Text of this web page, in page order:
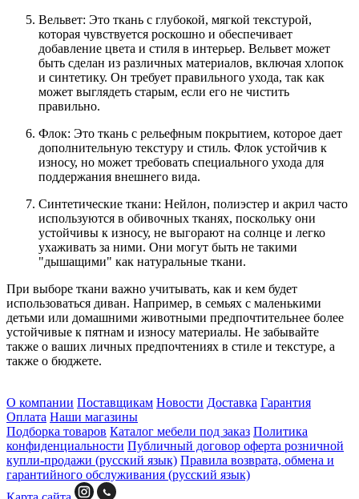
Вельвет: Это ткань с глубокой, мягкой текстурой,
которая чувствуется роскошно и обеспечивает
добавление цвета и стиля в интерьер. Вельвет может
быть сделан из различных материалов, включая хлопок
и синтетику. Он требует правильного ухода, так как
может выглядеть старым, если его не чистить
правильно.
Флок: Это ткань с рельефным покрытием, которое дает
дополнительную текстуру и стиль. Флок устойчив к
износу, но может требовать специального ухода для
поддержания внешнего вида.
Синтетические ткани: Нейлон, полиэстер и акрил часто
используются в обивочных тканях, поскольку они
устойчивы к износу, не выгорают на солнце и легко
ухаживать за ними. Они могут быть не такими
"дышащими" как натуральные ткани.
При выборе ткани важно учитывать, как и кем будет
использоваться диван. Например, в семьях с маленькими
детьми или домашними животными предпочтительнее более
устойчивые к пятнам и износу материалы. Не забывайте
также о ваших личных предпочтениях в стиле и текстуре, а
также о бюджете.
О компании Поставщикам Новости Доставка Гарантия
Оплата Наши магазины
Подборка товаров Каталог мебели под заказ Политика
конфиденциальности Публичный договор оферта розничной
купли-продажи (русский язык) Правила возврата, обмена и
гарантийного обслуживания (русский язык)